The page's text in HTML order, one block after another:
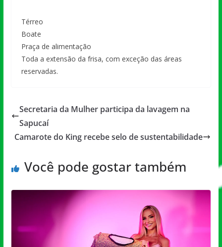
Térreo
Boate
Praça de alimentação
Toda a extensão da frisa, com exceção das áreas
reservadas.
Secretaria da Mulher participa da lavagem na
Sapucaí
Camarote do King recebe selo de sustentabilidade
Você pode gostar também